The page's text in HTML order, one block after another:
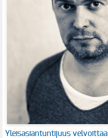
Yleisasiantuntijuus velvoittaa